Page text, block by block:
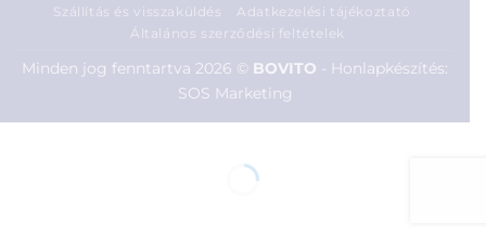
Delivery
Szállítás és visszaküldés
Adatkezelési tájékoztató
Általános szerződési feltételek
Minden jog fenntartva 2026 © BOVITO - Honlapkészítés:
SOS Marketing